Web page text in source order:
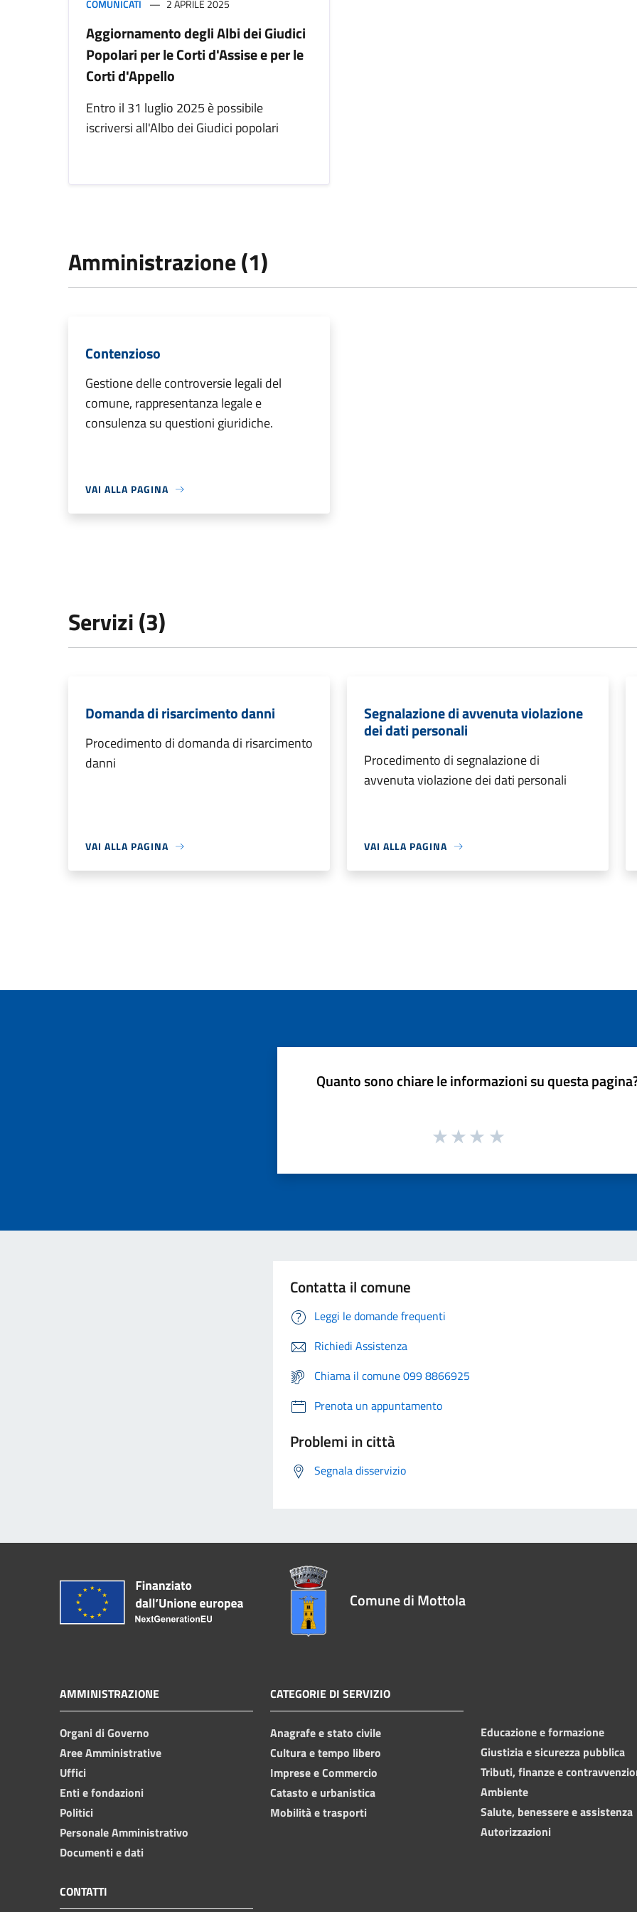
COMUNICATI 2 APRILE 2025
Aggiornamento degli Albi dei Giudici
Popolari per le Corti d'Assise e per le
Corti d'Appello
Entro il 31 luglio 2025 è possibile
iscriversi all'Albo dei Giudici popolari
Amministrazione (1)
Contenzioso
Gestione delle controversie legali del
comune, rappresentanza legale e
consulenza su questioni giuridiche.
VAI ALLA PAGINA
Servizi (3)
Domanda di risarcimento danni
Procedimento di domanda di risarcimento
danni
VAI ALLA PAGINA
Segnalazione di avvenuta violazione
dei dati personali
Procedimento di segnalazione di
avvenuta violazione dei dati personali
VAI ALLA PAGINA
Quanto sono chiare le informazioni su questa
Contatta il comune
Leggi le domande frequenti
Richiedi Assistenza
Chiama il comune 099 8866925
Prenota un appuntamento
Problemi in città
Segnala disservizio
Comune di Mottola
AMMINISTRAZIONE
Organi di Governo
Aree Amministrative
Uffici
Enti e fondazioni
Politici
Personale Amministrativo
Documenti e dati
CATEGORIE DI SERVIZIO
Anagrafe e stato civile
Cultura e tempo libero
Imprese e Commercio
Catasto e urbanistica
Mobilità e trasporti
Educazione e formazione
Giustizia e sicurezza pubblica
Tributi, finanze e
Ambiente
Salute, benessere e assistenza
Autorizzazioni
CONTATTI